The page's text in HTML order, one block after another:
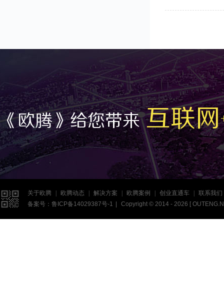
《欧腾》给您带来互联网
 关于欧腾 欧腾动态 解决方案 欧腾案例 创业直通车
联系我们
备案号： 鲁ICP备14029387号-1 Copyright © 2014 - 2026 [